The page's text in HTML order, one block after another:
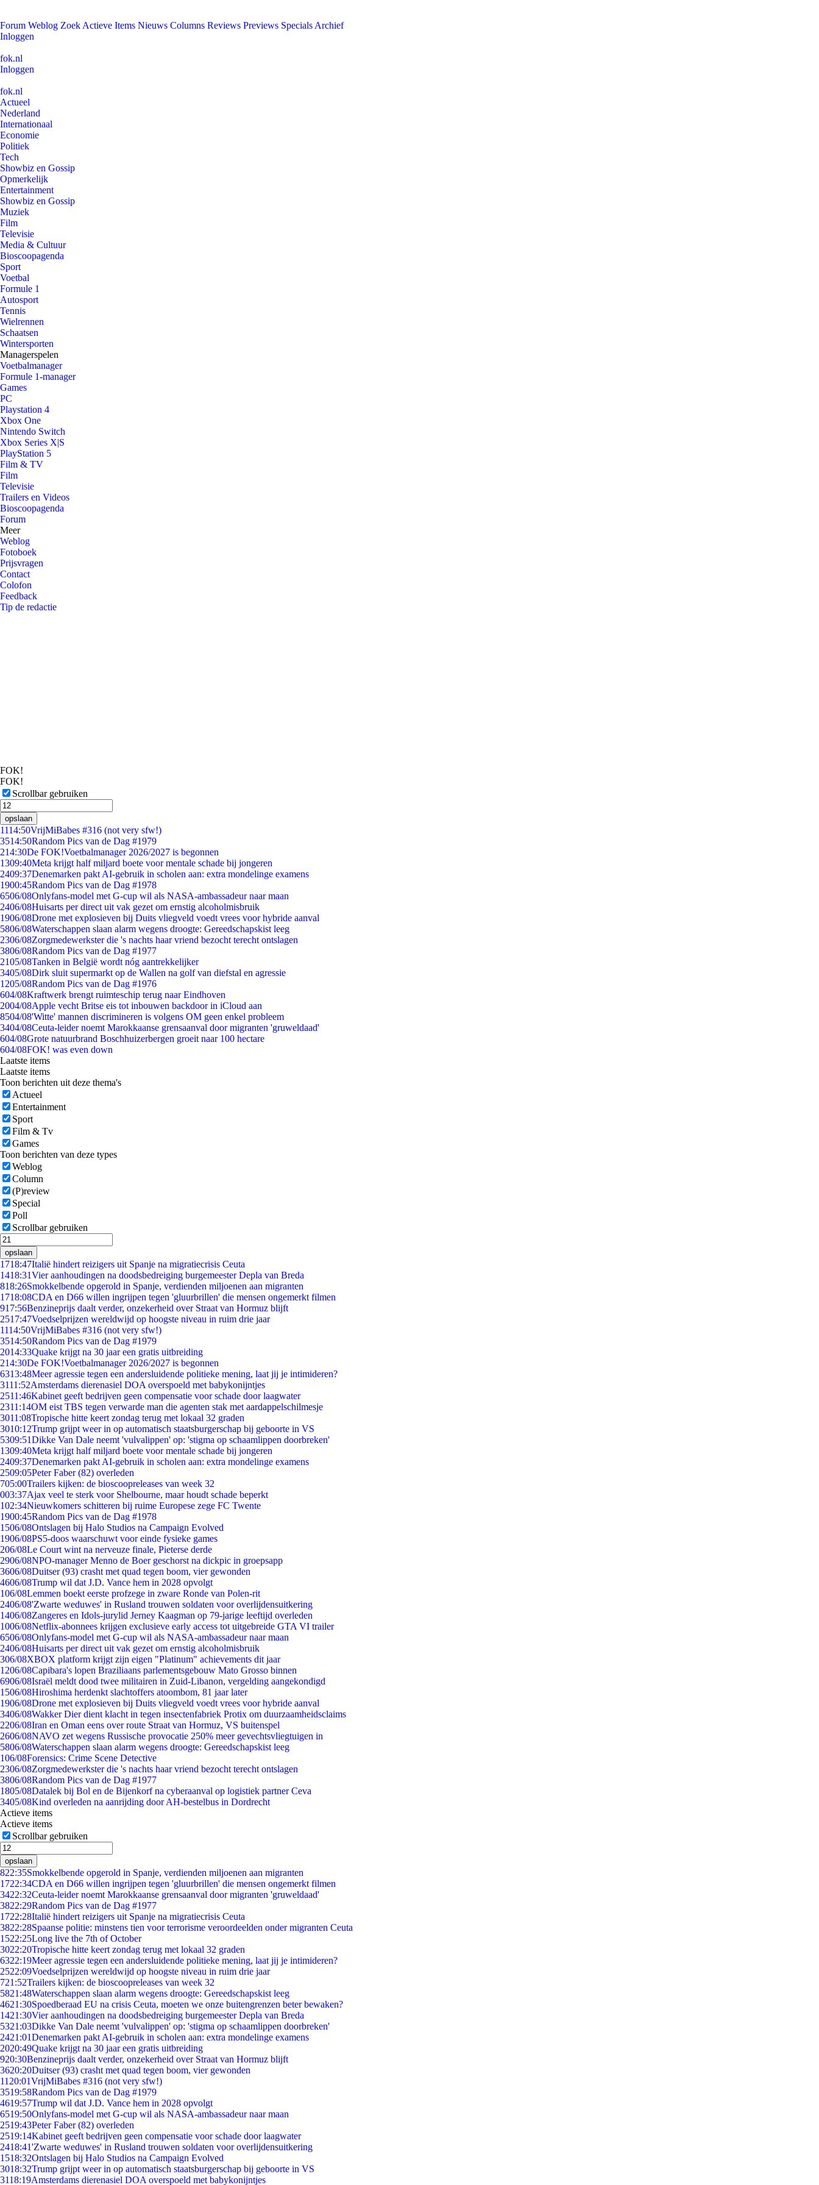
Forum Weblog Zoek Actieve Items Nieuws Columns Reviews Previews Specials Archief
Inloggen
fok.nl
Inloggen
fok.nl
Actueel
Nederland
Internationaal
Economie
Politiek
Tech
Showbiz en Gossip
Opmerkelijk
Entertainment
Showbiz en Gossip
Muziek
Film
Televisie
Media & Cultuur
Bioscoopagenda
Sport
Voetbal
Formule 1
Autosport
Tennis
Wielrennen
Schaatsen
Wintersporten
Managerspelen
Voetbalmanager
Formule 1-manager
Games
PC
Playstation 4
Xbox One
Nintendo Switch
Xbox Series X|S
PlayStation 5
Film & TV
Film
Televisie
Trailers en Videos
Bioscoopagenda
Forum
Meer
Weblog
Fotoboek
Prijsvragen
Contact
Colofon
Feedback
Tip de redactie
FOK!
FOK!
Scrollbar gebruiken
opslaan
1114:50VrijMiBabes #316 (not very sfw!)
3514:50Random Pics van de Dag #1979
214:30De FOK!Voetbalmanager 2026/2027 is begonnen
1309:40Meta krijgt half miljard boete voor mentale schade bij jongeren
2409:37Denemarken pakt AI-gebruik in scholen aan: extra mondelinge examens
1900:45Random Pics van de Dag #1978
6506/08Onlyfans-model met G-cup wil als NASA-ambassadeur naar maan
2406/08Huisarts per direct uit vak gezet om ernstig alcoholmisbruik
1906/08Drone met explosieven bij Duits vliegveld voedt vrees voor hybride aanval
5806/08Waterschappen slaan alarm wegens droogte: Gereedschapskist leeg
2306/08Zorgmedewerkster die 's nachts haar vriend bezocht terecht ontslagen
3806/08Random Pics van de Dag #1977
2105/08Tanken in België wordt nóg aantrekkelijker
3405/08Dirk sluit supermarkt op de Wallen na golf van diefstal en agressie
1205/08Random Pics van de Dag #1976
604/08Kraftwerk brengt ruimteschip terug naar Eindhoven
2004/08Apple vecht Britse eis tot inbouwen backdoor in iCloud aan
8504/08'Witte' mannen discrimineren is volgens OM geen enkel probleem
3404/08Ceuta-leider noemt Marokkaanse grensaanval door migranten 'gruweldaad'
604/08Grote natuurbrand Boschhuizerbergen groeit naar 100 hectare
604/08FOK! was even down
Laatste items
Laatste items
Toon berichten uit deze thema's
Actueel
Entertainment
Sport
Film & Tv
Games
Toon berichten van deze types
Weblog
Column
(P)review
Special
Poll
Scrollbar gebruiken
opslaan
1718:47Italië hindert reizigers uit Spanje na migratiecrisis Ceuta
1418:31Vier aanhoudingen na doodsbedreiging burgemeester Depla van Breda
818:26Smokkelbende opgerold in Spanje, verdienden miljoenen aan migranten
1718:08CDA en D66 willen ingrijpen tegen 'gluurbrillen' die mensen ongemerkt filmen
917:56Benzineprijs daalt verder, onzekerheid over Straat van Hormuz blijft
2517:47Voedselprijzen wereldwijd op hoogste niveau in ruim drie jaar
1114:50VrijMiBabes #316 (not very sfw!)
3514:50Random Pics van de Dag #1979
2014:33Quake krijgt na 30 jaar een gratis uitbreiding
214:30De FOK!Voetbalmanager 2026/2027 is begonnen
6313:48Meer agressie tegen een andersluidende politieke mening, laat jij je intimideren?
3111:52Amsterdams dierenasiel DOA overspoeld met babykonijntjes
2511:46Kabinet geeft bedrijven geen compensatie voor schade door laagwater
2311:14OM eist TBS tegen verwarde man die agenten stak met aardappelschilmesje
3011:08Tropische hitte keert zondag terug met lokaal 32 graden
3010:12Trump grijpt weer in op automatisch staatsburgerschap bij geboorte in VS
5309:51Dikke Van Dale neemt 'vulvalippen' op: 'stigma op schaamlippen doorbreken'
1309:40Meta krijgt half miljard boete voor mentale schade bij jongeren
2409:37Denemarken pakt AI-gebruik in scholen aan: extra mondelinge examens
2509:05Peter Faber (82) overleden
705:00Trailers kijken: de bioscoopreleases van week 32
003:37Ajax veel te sterk voor Shelbourne, maar houdt schade beperkt
102:34Nieuwkomers schitteren bij ruime Europese zege FC Twente
1900:45Random Pics van de Dag #1978
1506/08Ontslagen bij Halo Studios na Campaign Evolved
1906/08PS5-doos waarschuwt voor einde fysieke games
206/08Le Court wint na nerveuze finale, Pieterse derde
2906/08NPO-manager Menno de Boer geschorst na dickpic in groepsapp
3606/08Duitser (93) crasht met quad tegen boom, vier gewonden
4606/08Trump wil dat J.D. Vance hem in 2028 opvolgt
106/08Lemmen boekt eerste profzege in zware Ronde van Polen-rit
2406/08'Zwarte weduwes' in Rusland trouwen soldaten voor overlijdensuitkering
1406/08Zangeres en Idols-jurylid Jerney Kaagman op 79-jarige leeftijd overleden
1006/08Netflix-abonnees krijgen exclusieve early access tot uitgebreide GTA VI trailer
6506/08Onlyfans-model met G-cup wil als NASA-ambassadeur naar maan
2406/08Huisarts per direct uit vak gezet om ernstig alcoholmisbruik
306/08XBOX platform krijgt zijn eigen "Platinum" achievements dit jaar
1206/08Capibara's lopen Braziliaans parlementsgebouw Mato Grosso binnen
6906/08Israël meldt dood twee militairen in Zuid-Libanon, vergelding aangekondigd
1506/08Hiroshima herdenkt slachtoffers atoombom, 81 jaar later
1906/08Drone met explosieven bij Duits vliegveld voedt vrees voor hybride aanval
3406/08Wakker Dier dient klacht in tegen insectenfabriek Protix om duurzaamheidsclaims
2206/08Iran en Oman eens over route Straat van Hormuz, VS buitenspel
2606/08NAVO zet wegens Russische provocatie 250% meer gevechtsvliegtuigen in
5806/08Waterschappen slaan alarm wegens droogte: Gereedschapskist leeg
106/08Forensics: Crime Scene Detective
2306/08Zorgmedewerkster die 's nachts haar vriend bezocht terecht ontslagen
3806/08Random Pics van de Dag #1977
1805/08Datalek bij Bol en de Bijenkorf na cyberaanval op logistiek partner Ceva
3405/08Kind overleden na aanrijding door AH-bestelbus in Dordrecht
Actieve items
Actieve items
Scrollbar gebruiken
opslaan
822:35Smokkelbende opgerold in Spanje, verdienden miljoenen aan migranten
1722:34CDA en D66 willen ingrijpen tegen 'gluurbrillen' die mensen ongemerkt filmen
3422:32Ceuta-leider noemt Marokkaanse grensaanval door migranten 'gruweldaad'
3822:29Random Pics van de Dag #1977
1722:28Italië hindert reizigers uit Spanje na migratiecrisis Ceuta
3822:28Spaanse politie: minstens tien voor terrorisme veroordeelden onder migranten Ceuta
1522:25Long live the 7th of October
3022:20Tropische hitte keert zondag terug met lokaal 32 graden
6322:19Meer agressie tegen een andersluidende politieke mening, laat jij je intimideren?
2522:09Voedselprijzen wereldwijd op hoogste niveau in ruim drie jaar
721:52Trailers kijken: de bioscoopreleases van week 32
5821:48Waterschappen slaan alarm wegens droogte: Gereedschapskist leeg
4621:30Spoedberaad EU na crisis Ceuta, moeten we onze buitengrenzen beter bewaken?
1421:30Vier aanhoudingen na doodsbedreiging burgemeester Depla van Breda
5321:03Dikke Van Dale neemt 'vulvalippen' op: 'stigma op schaamlippen doorbreken'
2421:01Denemarken pakt AI-gebruik in scholen aan: extra mondelinge examens
2020:49Quake krijgt na 30 jaar een gratis uitbreiding
920:30Benzineprijs daalt verder, onzekerheid over Straat van Hormuz blijft
3620:20Duitser (93) crasht met quad tegen boom, vier gewonden
11 20:01VrijMiBabes #316 (not very sfw!)
3519:58Random Pics van de Dag #1979
4619:57Trump wil dat J.D. Vance hem in 2028 opvolgt
6519:50Onlyfans-model met G-cup wil als NASA-ambassadeur naar maan
2519:43Peter Faber (82) overleden
2519:14Kabinet geeft bedrijven geen compensatie voor schade door laagwater
2418:41'Zwarte weduwes' in Rusland trouwen soldaten voor overlijdensuitkering
1518:32Ontslagen bij Halo Studios na Campaign Evolved
3018:32Trump grijpt weer in op automatisch staatsburgerschap bij geboorte in VS
3118:19Amsterdams dierenasiel DOA overspoeld met babykonijntjes